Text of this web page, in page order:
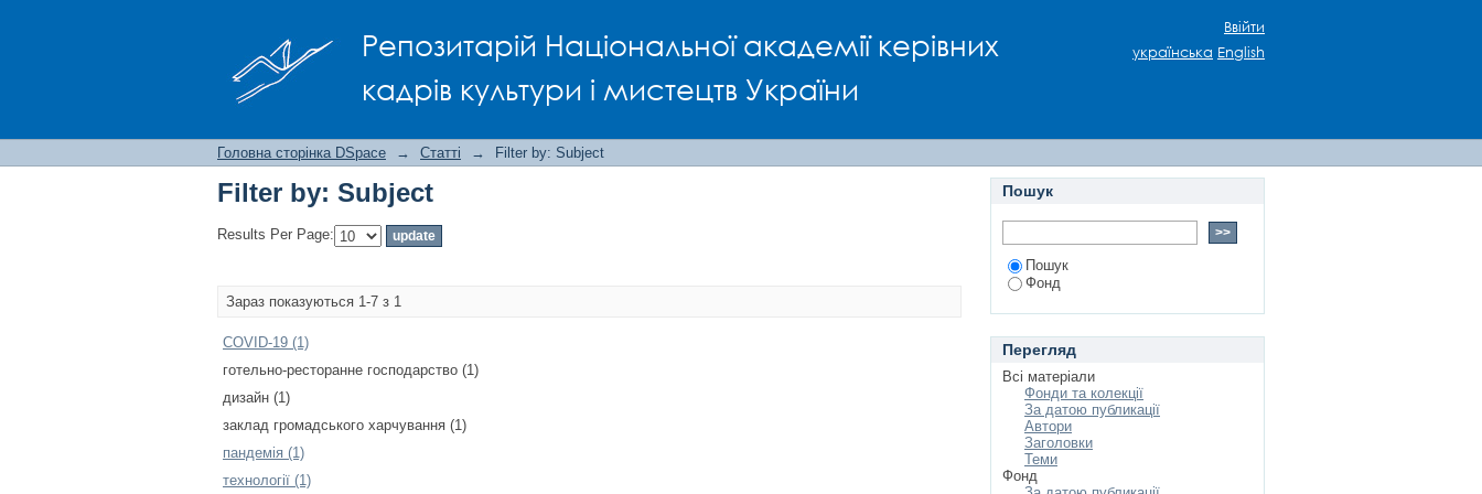
Репозитарій Національної академії керівних
кадрів культури і мистецтв України
Ввійти
українська English
Головна сторінка DSpace → Статті → Filter by: Subject
Filter by: Subject
Results Per Page:
Зараз показуються 1-7 з 1
COVID-19 (1)
готельно-ресторанне господарство (1)
дизайн (1)
заклад громадського харчування (1)
пандемія (1)
технології (1)
Пошук
Пошук
Фонд
Перегляд
Всі матеріали
Фонди та колекції
За датою публикації
Автори
Заголовки
Теми
Фонд